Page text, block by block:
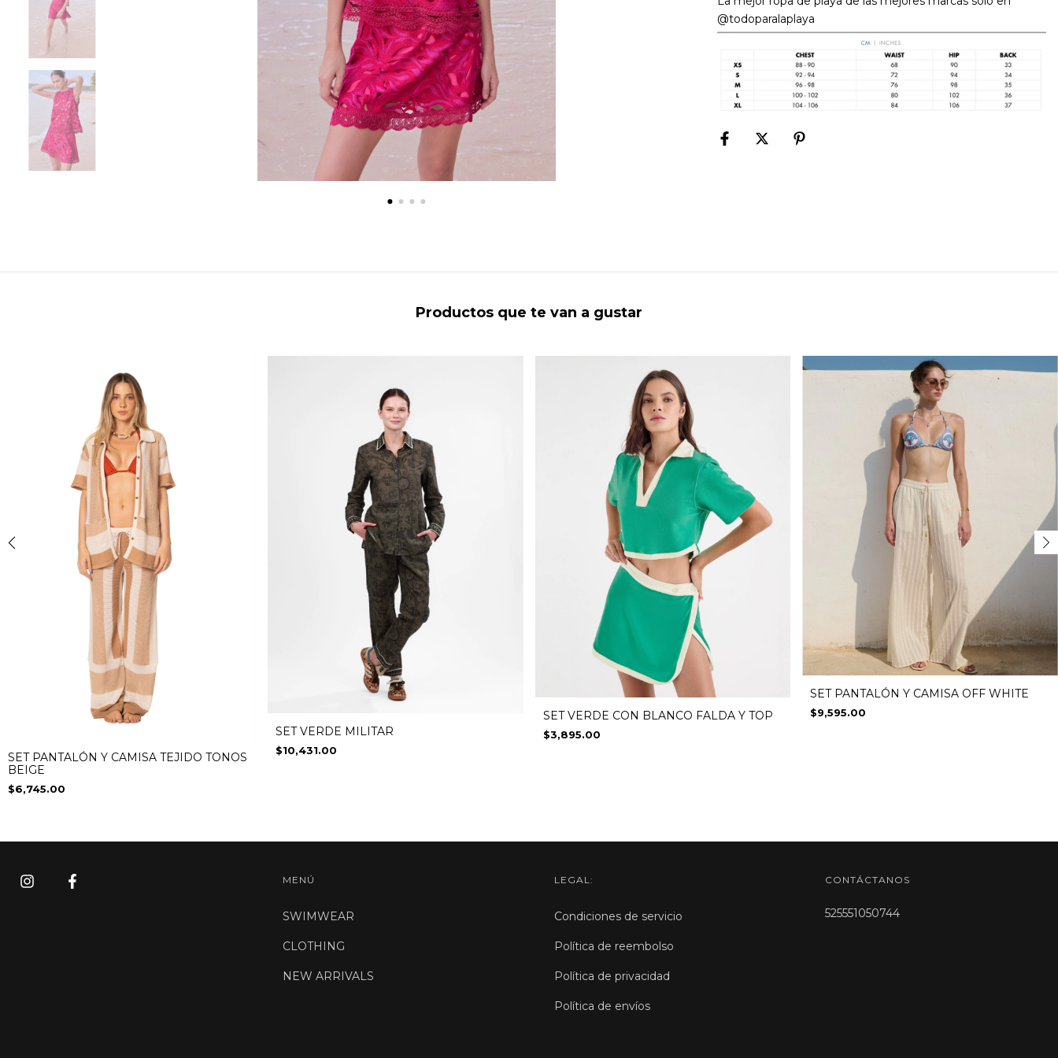
@todoparalaplaya
Productos que te van a gustar
SET PANTALÓN Y CAMISA TEJIDO TONOS
BEIGE
$6,745.00
SET VERDE MILITAR
$10,431.00
SET VERDE CON BLANCO FALDA Y TOP
$3,895.00
SET PANTALÓN Y CAMISA OFF WHITE
$9,595.00
MENÚ
SWIMWEAR
CLOTHING
NEW ARRIVALS
LEGAL:
Condiciones de servicio
Política de reembolso
Política de privacidad
Política de envíos
CONTÁCTANOS
525551050744